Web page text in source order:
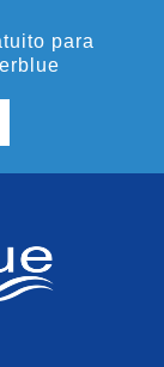
para